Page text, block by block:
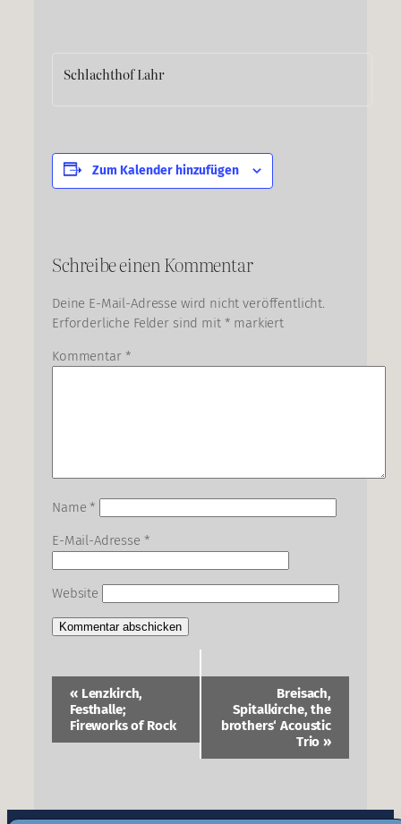
Schlachthof Lahr
Zum Kalender hinzufügen
Schreibe einen Kommentar
Deine E-Mail-Adresse wird nicht veröffentlicht.
Erforderliche Felder sind mit * markiert
Kommentar *
Name *
E-Mail-Adresse *
Website
Veranstaltung-
Navigation
«Lenzkirch,
Festhalle;
Fireworks of Rock
Breisach,
Spitalkirche, the
brothers‘ Acoustic
Trio»